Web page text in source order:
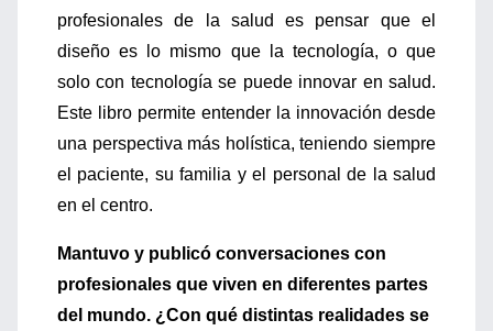
profesionales de la salud es pensar que el
diseño es lo mismo que la tecnología, o que
solo con tecnología se puede innovar en salud.
Este libro permite entender la innovación desde
una perspectiva más holística, teniendo siempre
el paciente, su familia y el personal de la salud
en el centro.
Mantuvo y publicó conversaciones con
profesionales que viven en diferentes partes
del mundo. ¿Con qué distintas realidades se